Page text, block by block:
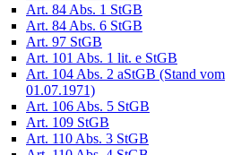
Art. 84 Abs. 1 StGB
Art. 84 Abs. 6 StGB
Art. 97 StGB
Art. 101 Abs. 1 lit. e StGB
Art. 104 Abs. 2 aStGB (Stand vom
01.07.1971)
Art. 106 Abs. 5 StGB
Art. 109 StGB
Art. 110 Abs. 3 StGB